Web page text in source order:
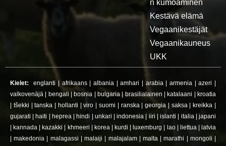
n kumoaminen
Kestävä elämä
Vegaanikestäjät
Vegaanikauneus
UKK
Kielet: englanti afrikaans|albania |amhari arabia|armenia |azeri
valkovenäjä
bengali bosnia bulgaria brasilialainen katalaani
kroatia
tšekki |tanska hollanti |viro |suomi ranska|georgia saksa| kreikka
gujarati
haiti heprea| hindi unkari |indonesia iiri |islanti italia|japani
kannada kazakki khmeeri korea| kurdi luxemburg lao| liettua|
latvia
|makedonia malagassi |malaiji malajalam| malta|marathi mongoli